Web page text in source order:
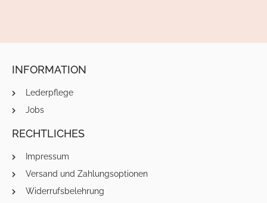
INFORMATION
Lederpflege
Jobs
RECHTLICHES
Impressum
Versand und Zahlungsoptionen
Widerrufsbelehrung